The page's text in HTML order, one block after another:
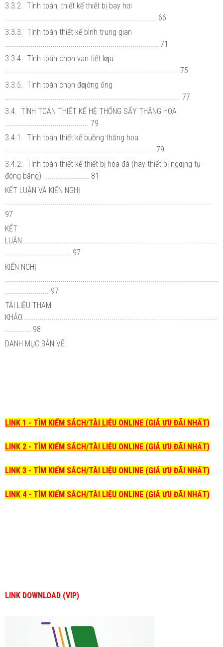
3.3.2. Tính toán, thiết kế thiết bị bay hơi
............................................................................ 66
3.3.3. Tính toán thiết kế bình trung gian
............................................................................. 71
3.3.4. Tính toán chọn van tiết lƣu
....................................................................................... 75
3.3.5. Tính toán chọn đƣờng ống
........................................................................................ 77
3.4. TÍNH TOÁN THIẾT KẾ HỆ THỐNG SẤY THĂNG HOA
.......................................... 79
3.4.1. Tính toán thiết kế buồng thăng hoa
........................................................................... 79
3.4.2. Tính toán thiết kế thiết bị hóa đá (hay thiết bị ngƣng tụ -
đóng băng) ...................... 81
KẾT LUẬN VÀ KIẾN NGHỊ
97
KẾT
LUẬN..................................................................................................
................................. 97
KIẾN NGHỊ
...................... 97
TÀI LIỆU THAM
KHẢO..................................................................................................
............. 98
DANH MỤC BẢN VẼ
LINK 1 - TÌM KIẾM SÁCH/TÀI LIỆU ONLINE (GIÁ ƯU ĐÃI NHẤT)
LINK 2 - TÌM KIẾM SÁCH/TÀI LIỆU ONLINE (GIÁ ƯU ĐÃI NHẤT)
LINK 3 - TÌM KIẾM SÁCH/TÀI LIỆU ONLINE (GIÁ ƯU ĐÃI NHẤT)
LINK 4 - TÌM KIẾM SÁCH/TÀI LIỆU ONLINE (GIÁ ƯU ĐÃI NHẤT)
LINK DOWNLOAD (VIP)